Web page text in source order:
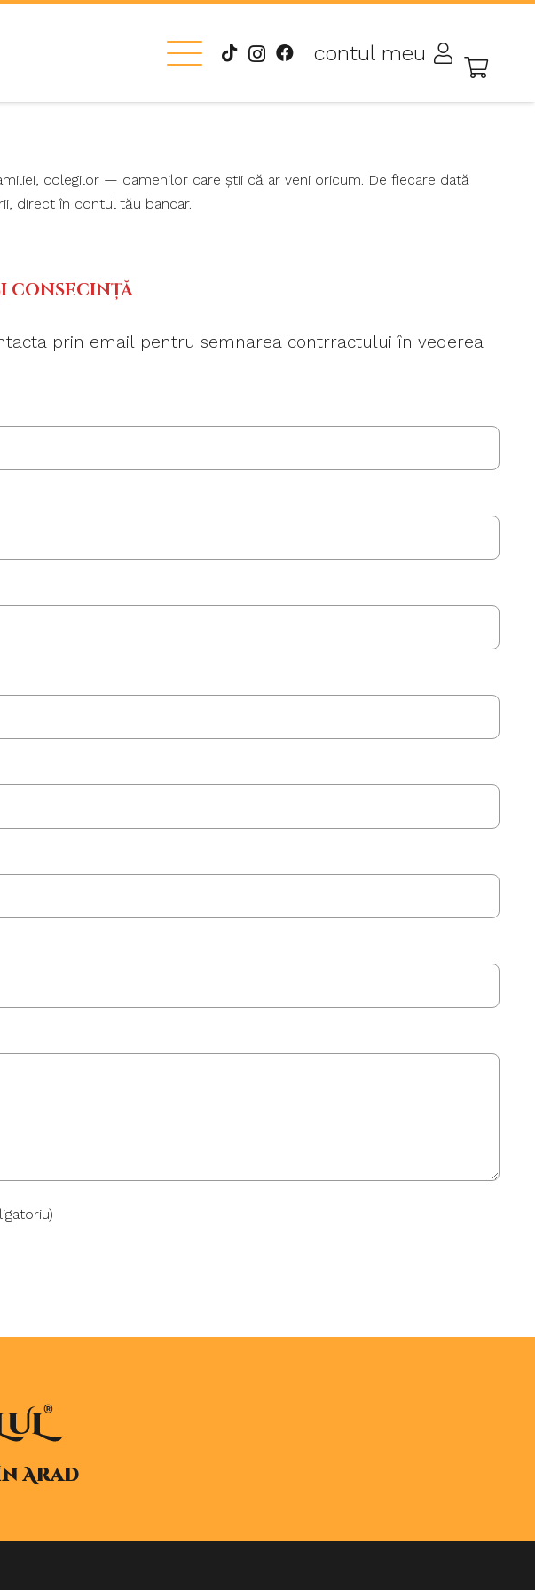
contul meu
colegilor — oamenilor care știi că ar veni oricum. De fiecare dată
direct în contul tău bancar.
CONSECINȚĂ
prin email pentru semnarea contrractului în vederea
Arad